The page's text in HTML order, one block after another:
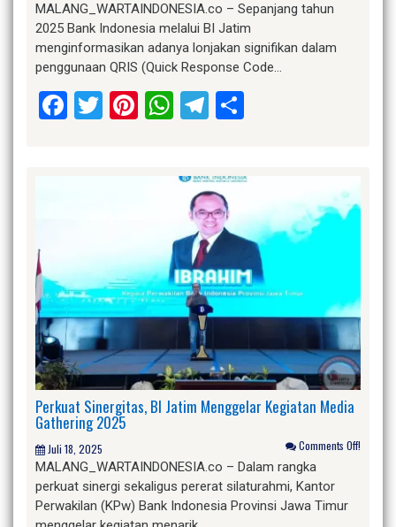
MALANG_WARTAINDONESIA.co – Sepanjang tahun
2025 Bank Indonesia melalui BI Jatim
menginformasikan adanya lonjakan signifikan dalam
penggunaan QRIS (Quick Response Code…
Facebook
Twitter
Pinterest
WhatsApp
Telegram
Perkuat Sinergitas, BI Jatim Menggelar Kegiatan Media
Gathering 2025
Juli 18, 2025 Comments Off!
MALANG_WARTAINDONESIA.co – Dalam rangka
perkuat sinergi sekaligus pererat silaturahmi, Kantor
Perwakilan (KPw) Bank Indonesia Provinsi Jawa Timur